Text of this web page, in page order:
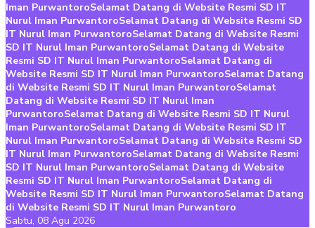
Iman PurwantoroSelamat Datang di Website Resmi SD IT
Nurul Iman PurwantoroSelamat Datang di Website Resmi SD
IT Nurul Iman PurwantoroSelamat Datang di Website Resmi
SD IT Nurul Iman PurwantoroSelamat Datang di Website
Resmi SD IT Nurul Iman PurwantoroSelamat Datang di
Website Resmi SD IT Nurul Iman PurwantoroSelamat Datang
di Website Resmi SD IT Nurul Iman PurwantoroSelamat
Datang di Website Resmi SD IT Nurul Iman
PurwantoroSelamat Datang di Website Resmi SD IT Nurul
Iman PurwantoroSelamat Datang di Website Resmi SD IT
Nurul Iman PurwantoroSelamat Datang di Website Resmi SD
IT Nurul Iman PurwantoroSelamat Datang di Website Resmi
SD IT Nurul Iman PurwantoroSelamat Datang di Website
Resmi SD IT Nurul Iman PurwantoroSelamat Datang di
Website Resmi SD IT Nurul Iman PurwantoroSelamat Datang
di Website Resmi SD IT Nurul Iman Purwantoro
Sabtu, 08 Agu 2026